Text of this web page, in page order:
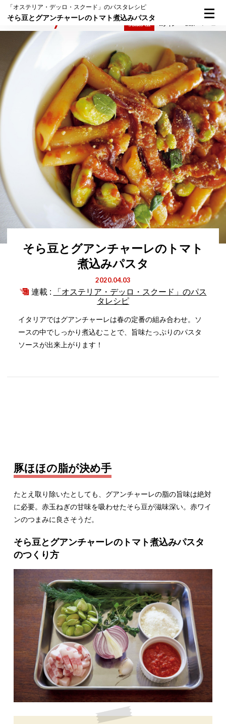
「オステリア・デッロ・スクード」のパスタレシピ
そら豆とグアンチャーレのトマト煮込みパスタ
そら豆とグアンチャーレのトマト
煮込みパスタ
2020.04.03
連載 :
「オステリア・デッロ・スクード」のパス
タレシピ
イタリアではグアンチャーレは春の定番の組み合わせ。ソ
ースの中でしっかり煮込むことで、旨味たっぷりのパスタ
ソースが出来上がります！
豚ほほの脂が決め手
たとえ取り除いたとしても、グアンチャーレの脂の旨味は絶対
に必要。赤玉ねぎの甘味を吸わせたそら豆が滋味深い。赤ワイ
ンのつまみに良さそうだ。
そら豆とグアンチャーレのトマト煮込みパスタ
のつくり方